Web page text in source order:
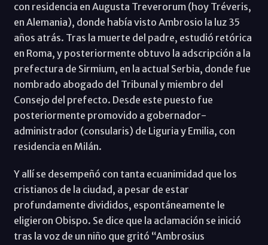
con residencia en Augusta Treverorum (hoy Tréveris,
en Alemania), donde había visto Ambrosio la luz 35
años atrás. Tras la muerte del padre, estudió retórica
en Roma, y posteriormente obtuvo la adscripción a la
prefectura de Sirmium, en la actual Serbia, donde fue
nombrado abogado del Tribunal y miembro del
Consejo del prefecto. Desde este puesto fue
posteriormente promovido a gobernador-
administrador (consularis) de Liguria y Emilia, con
residencia en Milán.
Y allí se desempeñó con tanta ecuanimidad que los
cristianos de la ciudad, a pesar de estar
profundamente divididos, espontáneamente le
eligieron Obispo. Se dice que la aclamación se inició
tras la voz de un niño que gritó “Ambrosius